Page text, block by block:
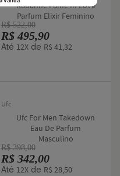
Rabanne Fame In Love
Parfum Elixir Feminino
R$ 522,00
R$ 495,90
Até 12Xde R$ 41,32
Ufc
Ufc For Men Takedown
Eau De Parfum
Masculino
R$ 398,00
R$ 342,00
Até 12Xde R$ 28,50